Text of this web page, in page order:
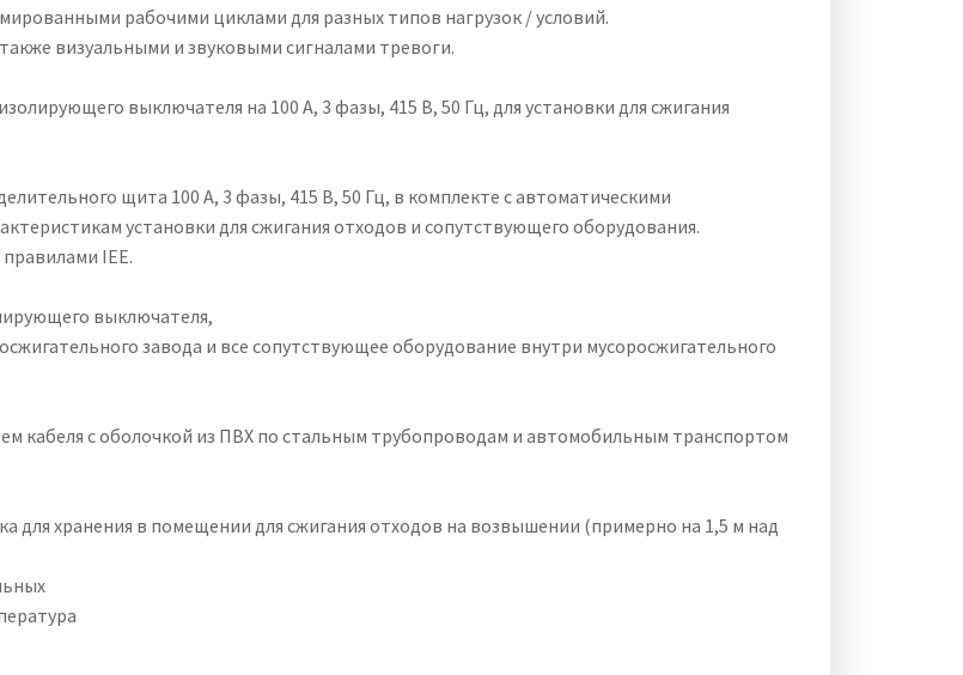
рабочими циклами для разных типов нагрузок / условий.
визуальными и звуковыми сигналами тревоги.
выключателя на 100 А, 3 фазы, 415 В, 50 Гц, для установки для сжигания
щита 100 А, 3 фазы, 415 В, 50 Гц, в комплекте с автоматическими
установки для сжигания отходов и сопутствующего оборудования.
IEE.
выключателя,
завода и все сопутствующее оборудование внутри мусоросжигательного
кабеля с оболочкой из ПВХ по стальным трубопроводам и автомобильным транспортом
для хранения в помещении для сжигания отходов на возвышении (примерно на 1,5 м над